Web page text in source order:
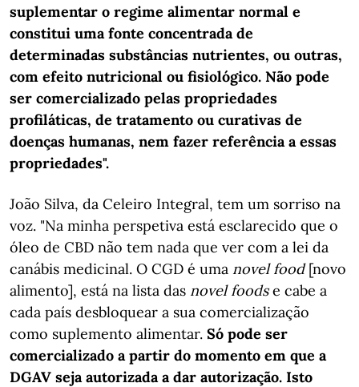
suplementar o regime alimentar normal e
constitui uma fonte concentrada de
determinadas substâncias nutrientes, ou outras,
com efeito nutricional ou fisiológico. Não pode
ser comercializado pelas propriedades
profiláticas, de tratamento ou curativas de
doenças humanas, nem fazer referência a essas
propriedades".
João Silva, da Celeiro Integral, tem um sorriso na
voz. "Na minha perspetiva está esclarecido que o
óleo de CBD não tem nada que ver com a lei da
canábis medicinal. O CGD é uma novel food[novo
alimento], está na lista das novel foodse cabe a
cada país desbloquear a sua comercialização
como suplemento alimentar. Só pode ser
comercializado a partir do momento em que a
DGAV seja autorizada a dar autorização. Isto